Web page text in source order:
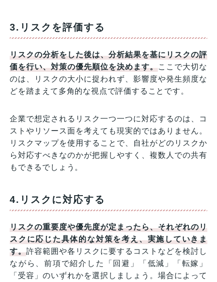
3.リスクを評価する
リスクの分析をした後は、分析結果を基にリスクの評
価を行い、対策の優先順位を決めます。ここで大切な
のは、リスクの大小に捉われず、影響度や発生頻度な
どを踏まえて多角的な視点で評価することです。
企業で想定されるリスク一つ一つに対応するのは、コ
ストやリソース面を考えても現実的ではありません。
リスクマップを使用することで、自社がどのリスクか
ら対応すべきなのかが把握しやすく、複数人での共有
もできるでしょう。
4.リスクに対応する
リスクの重要度や優先度が定まったら、それぞれのリ
スクに応じた具体的な対策を考え、実施していきま
す。許容範囲や各リスクに要するコストなどを検討し
ながら、前項で紹介した「回避」「低減」「転嫁」
「受容」のいずれかを選択しましょう。場合によって